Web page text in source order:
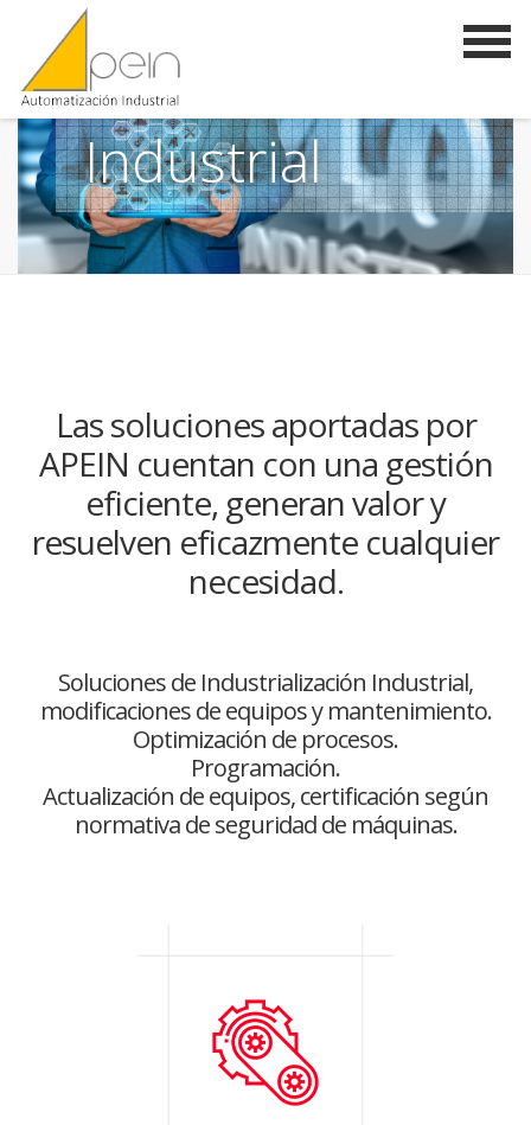
Automatización
Industrial
Las soluciones aportadas por
APEIN cuentan con una gestión
eficiente, generan valor y
resuelven eficazmente cualquier
necesidad.
Soluciones de Industrialización Industrial,
modificaciones de equipos y mantenimiento.
Optimización de procesos.
Programación.
Actualización de equipos, certificación según
normativa de seguridad de máquinas.